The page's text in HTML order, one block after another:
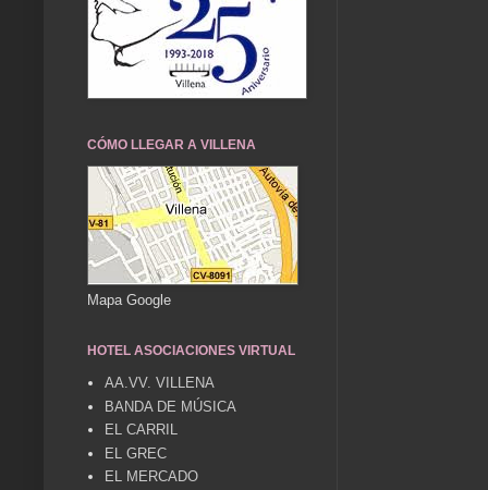
CÓMO LLEGAR A VILLENA
Mapa Google
HOTEL ASOCIACIONES VIRTUAL
AA.VV. VILLENA
BANDA DE MÚSICA
EL CARRIL
EL GREC
EL MERCADO